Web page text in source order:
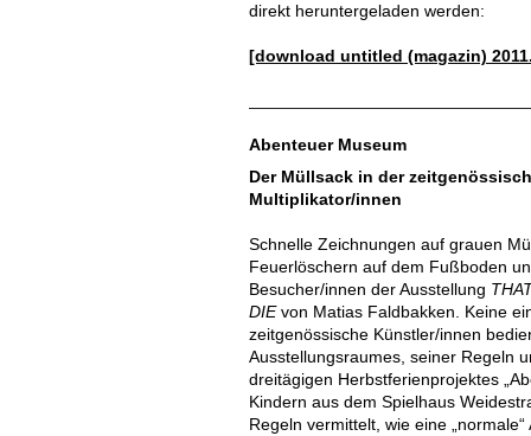
direkt heruntergeladen werden:
[download untitled (magazin)
Abenteuer Museum
Der Müllsack in der
Multiplikator/innen
Schnelle Zeichnungen auf grauen
Feuerlöschern auf dem Fußboden
Besucher/innen der Ausstellung
DIEvon Matias Faldbakken. Keine
zeitgenössische Künstler/innen
Ausstellungsraumes, seiner Regeln
dreitägigen Herbstferienprojektes
Kindern aus dem Spielhaus
Regeln vermittelt, wie eine